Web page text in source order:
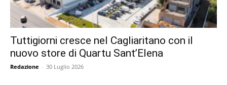
Tuttigiorni cresce nel Cagliaritano con il
nuovo store di Quartu Sant’Elena
Redazione - 30 Luglio 2026